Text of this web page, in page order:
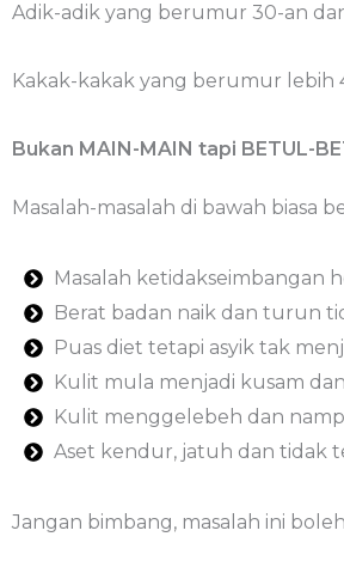
Adik-adik yang berumur 30-an
Kakak-kakak yang berumur lebih
Bukan MAIN-MAIN tapi BETUL-
Masalah-masalah di bawah biasa
Masalah ketidakseimbangan
Berat badan naik dan turun
Puas diet tetapi asyik tak
Kulit mula menjadi kusam
Kulit menggelebeh dan
Aset kendur, jatuh dan tidak
Jangan bimbang, masalah ini